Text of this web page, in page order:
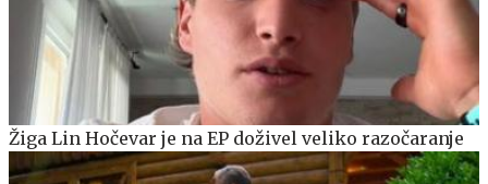
Žiga Lin Hočevar je na EP doživel veliko razočaranje